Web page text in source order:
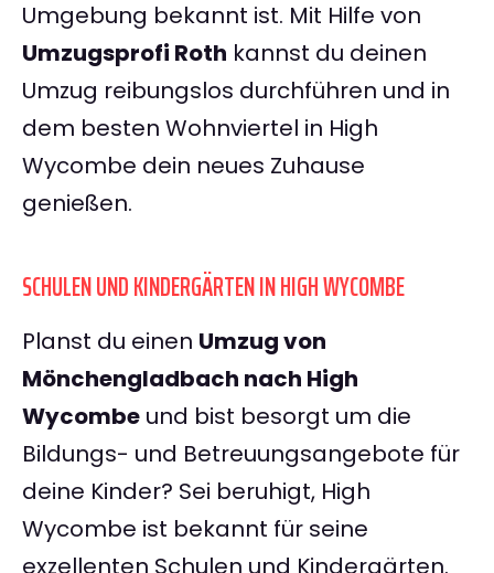
Umgebung bekannt ist. Mit Hilfe von
Umzugsprofi Roth kannst du deinen
Umzug reibungslos durchführen und in
dem besten Wohnviertel in High
Wycombe dein neues Zuhause
genießen.
SCHULEN UND KINDERGÄRTEN IN HIGH WYCOMBE
Planst du einen Umzug von
Mönchengladbach nach High
Wycombe und bist besorgt um die
Bildungs- und Betreuungsangebote für
deine Kinder? Sei beruhigt, High
Wycombe ist bekannt für seine